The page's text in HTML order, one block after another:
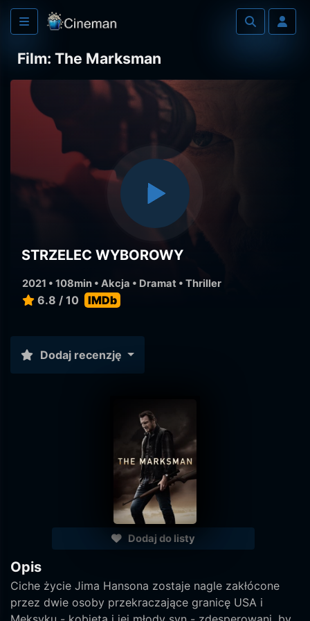
Film: The Marksman
STRZELEC WYBOROWY
2021 • 108min • Akcja • Dramat • Thriller
6.8 / 10 IMDb
Dodaj recenzję
Dodaj do listy
Opis
Ciche życie Jima Hansona zostaje nagle zakłócone
przez dwie osoby przekraczające granicę USA i